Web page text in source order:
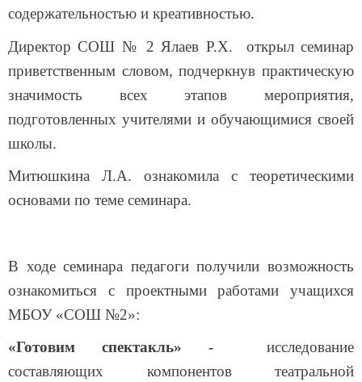
содержательностью и креативностью.
Директор СОШ № 2 Ялаев Р.Х. открыл семинар
приветственным словом, подчеркнув практическую
значимость всех этапов мероприятия,
подготовленных учителями и обучающимися своей
школы.
Митюшкина Л.А. ознакомила с теоретическими
основами по теме семинара.
В ходе семинара педагоги получили возможность
ознакомиться с проектными работами учащихся
МБОУ «СОШ №2»:
«Готовим спектакль» -
исследование
составляющих компонентов театральной